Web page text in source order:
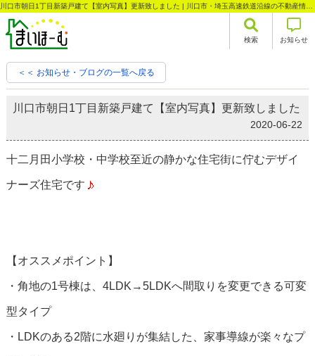
検索 お知らせ
＜＜ お知らせ・ブログの一覧へ戻る
川口市朝日1丁目新築戸建て【室内写真】更新致しました
2020-06-22
十二月田小学校・中学校至近の静かな住宅街に佇むデザイ
ナーズ住宅です
【オススメポイント】
・角地の1号棟は、4LDK→5LDKへ間取りを変更できる可変
型タイプ
・LDKのある2階に水廻りが集結した、家事導線が楽々なプ